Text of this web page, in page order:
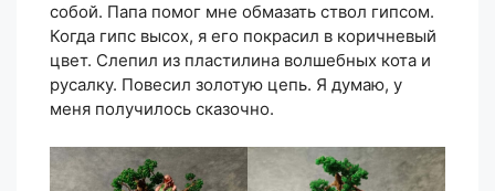
собой. Папа помог мне обмазать ствол гипсом.
Когда гипс высох, я его покрасил в коричневый
цвет. Слепил из пластилина волшебных кота и
русалку. Повесил золотую цепь. Я думаю, у
меня получилось сказочно.